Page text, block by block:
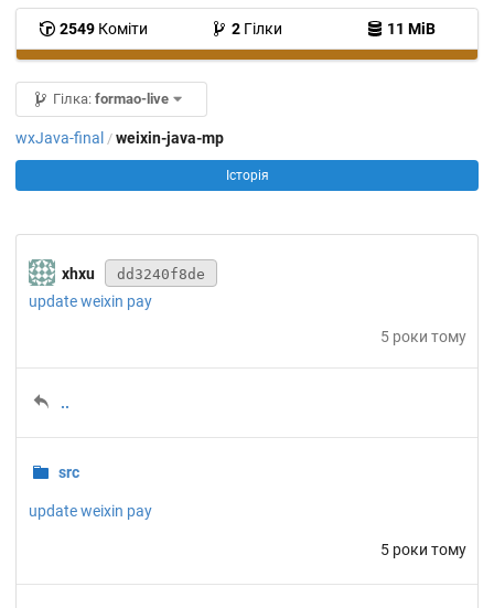
2549 Коміти 2 Гілки 11 MiB
Гілка: formao-live
wxJava-final / weixin-java-mp
Історія
xhxu dd3240f8de
update weixin pay
5 роки тому
..
src
update weixin pay
5 роки тому